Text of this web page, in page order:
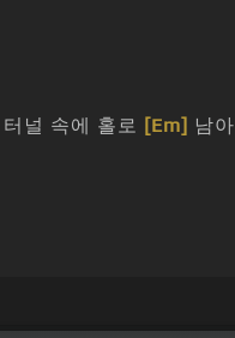
터널 속에 홀로 [Em] 남아